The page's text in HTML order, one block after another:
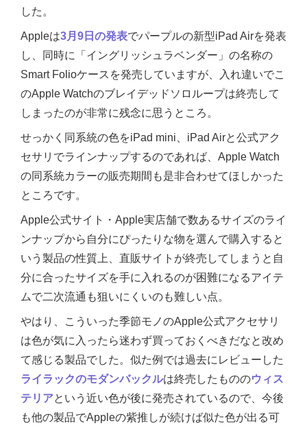
した。
Appleは3月9日の発表でパープルの新型iPad Airを発表
し、同時に「イングリッシュラベンダー」の名称の
Smart Folioケースを発売していますが、入れ違いでこ
のApple Watchのブレイデッドソロループは終売して
しまったのが非常に残念に思うところ。
せっかく同系統の色をiPad mini、iPad Airと公式アク
セサリでラインナップするのであれば、Apple Watch
の同系統カラーの販売期間も是非合わせてほしかった
ところです。
Apple公式サイト・Apple実店舗で数あるサイズのライ
ンナップから自分にぴったりな物を選んで購入すると
いう製品の性質上、直販サイトが終売してしまうと自
分に合ったサイズを手に入れるのが困難になるアイテ
ムで二次流通も狙いにくいのも難しい点。
やはり、こういった季節モノのApple公式アクセサリ
は色が気に入ったら迷わず買っておくべきだなと改め
て感じる製品でした。似た例では過去にレビューした
ライラックのモダンバックルは終売したもののウィス
テリアという近い色が後に発売されているので、今後
も他の製品でAppleの紫推しが続けば似た色が出る可